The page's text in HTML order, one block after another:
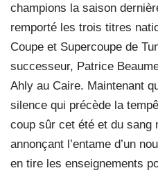
champions la saison
remporté les trois titres
Coupe et Supercoupe de
successeur, Patrice
Ahly au Caire. Maintenant
silence qui précède la
coup sûr cet été et du sang
annonçant l’entame d’un
en tire les enseignements